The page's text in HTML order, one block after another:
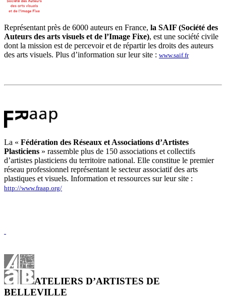
Représentant près de 6000 auteurs en France, la SAIF (Société des
Auteurs des arts visuels et de l’Image Fixe), est une société civile
dont la mission est de percevoir et de répartir les droits des auteurs
des arts visuels. Plus d’information sur leur site : www.saif.fr
La « Fédération des Réseaux et Associations d’Artistes
Plasticiens » rassemble plus de 150 associations et collectifs
d’artistes plasticiens du territoire national. Elle constitue le premier
réseau professionnel représentant le secteur associatif des arts
plastiques et visuels. Information et ressources sur leur site :
http://www.fraap.org/
ATELIERS D’ARTISTES DE
BELLEVILLE